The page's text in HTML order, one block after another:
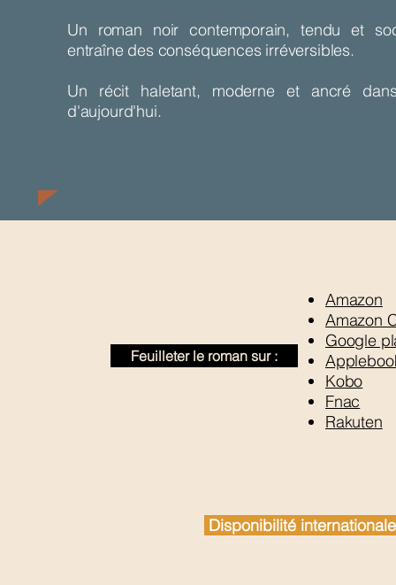
Un roman noir contemporain, tendu et
entraîne des conséquences irréversibles.
Un récit haletant, moderne et ancré
d'aujourd'hui.
Feuilleter le roman sur :
Amazon
Amazon
Google
Kobo
Fnac
Rakuten
Disponibilité